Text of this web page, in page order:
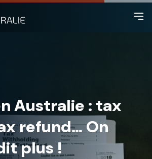
Australie : tax
refund… On
plus !